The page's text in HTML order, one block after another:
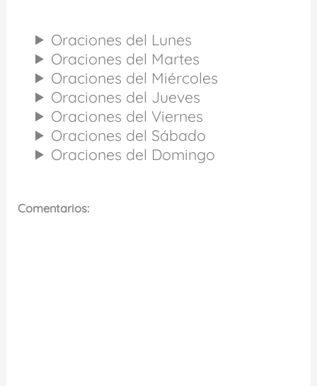
Oraciones del Lunes
Oraciones del Martes
Oraciones del Miércoles
Oraciones del Jueves
Oraciones del Viernes
Oraciones del Sábado
Oraciones del Domingo
Comentarios: